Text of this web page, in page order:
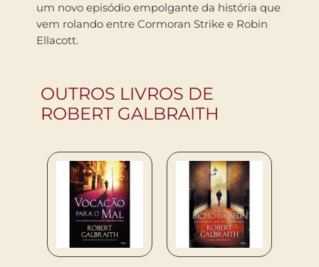
um novo episódio empolgante da história que
vem rolando entre Cormoran Strike e Robin
Ellacott.
OUTROS LIVROS DE
ROBERT GALBRAITH